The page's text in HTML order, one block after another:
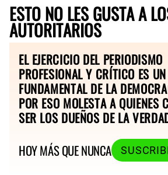
ESTO NO LES GUSTA A
AUTORITARIOS
EL EJERCICIO DEL PERIODISMO
PROFESIONAL Y CRÍTICO ES
FUNDAMENTAL DE LA
POR ESO MOLESTA A QUIENES
SER LOS DUEÑOS DE LA
HOY MÁS QUE NUNCA